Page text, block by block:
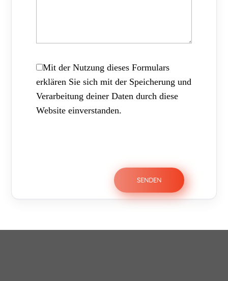
Mit der Nutzung dieses Formulars
erklären Sie sich mit der Speicherung und
Verarbeitung deiner Daten durch diese
Website einverstanden.